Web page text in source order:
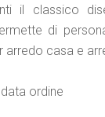
il classico
di
arredo casa e
ordine